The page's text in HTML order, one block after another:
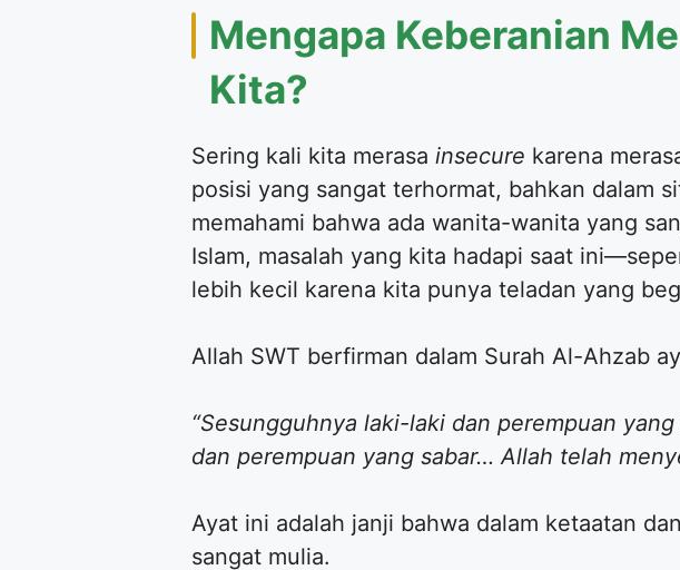
​Mengapa Keberanian
Kita?
​Sering kali kita merasa insecure karena
posisi yang sangat terhormat, bahkan dalam
memahami bahwa ada wanita-wanita yang
Islam, masalah yang kita hadapi saat
lebih kecil karena kita punya teladan yang
​Allah SWT berfirman dalam Surah Al-Ahzab
“Sesungguhnya laki-laki dan perempuan
dan perempuan yang sabar… Allah telah
​Ayat ini adalah janji bahwa dalam ketaatan
sangat mulia.